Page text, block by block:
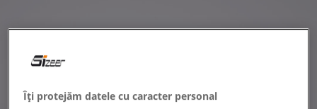
Îți protejăm datele cu caracter personal